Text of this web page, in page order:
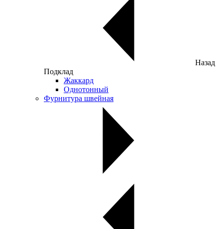
Назад
Подклад
Жаккард
Однотонный
Фурнитура швейная